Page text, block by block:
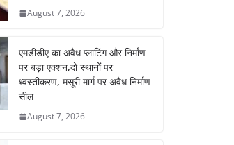
August 7, 2026
एमडीडीए का अवैध प्लाटिंग और निर्माण
पर बड़ा एक्शन,दो स्थानों पर
ध्वस्तीकरण, मसूरी मार्ग पर अवैध निर्माण
सील
August 7, 2026